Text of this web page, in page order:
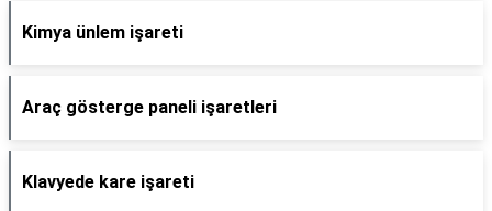
Kimya ünlem işareti
Araç gösterge paneli işaretleri
Klavyede kare işareti